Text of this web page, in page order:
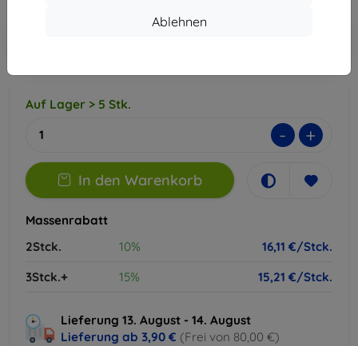
Ablehnen
Rabatt mit Gutschein
Auf Lager > 5 Stk.
- +
In den Warenkorb
Massenrabatt
2Stck.
10%
16,11 €/Stck.
3Stck.+
15% 15,21 €/Stck.
Lieferung 13. August - 14. August
Lieferung ab 3,90 € (Frei von 80,00 €)